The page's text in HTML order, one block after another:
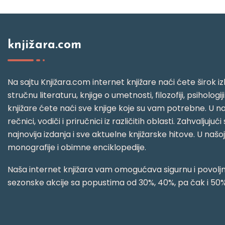
knjižara.com
Na sajtu Knjižara.com internet knjižare naći ćete širok
stručnu literaturu, knjige o umetnosti, filozofiji,
knjižare ćete naći sve knjige koje su vam potrebne. U
rečnici, vodiči i priručnici iz različitih oblasti.
najnovija izdanja i sve aktuelne knjižarske hitove. U
monografije i obimne enciklopedije.
Naša internet knjižara vam omogućava sigurnu i
sezonske akcije sa popustima od 30%, 40%, pa čak i